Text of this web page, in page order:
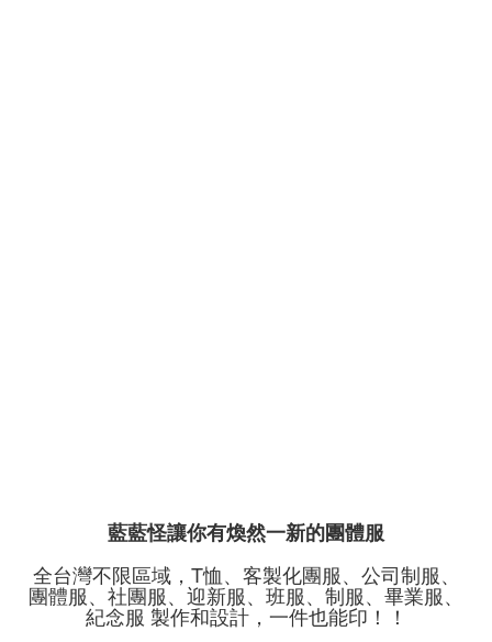
藍藍怪讓你有煥然一新的團體服
全台灣不限區域，T恤、客製化團服、公司制服、
團體服、社團服、迎新服、班服、制服、畢業服、
紀念服 製作和設計，一件也能印！！